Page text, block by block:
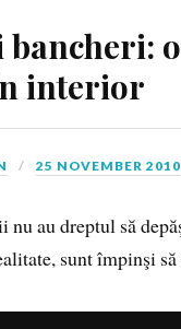
interior
25 NOVEMBER 2010
au dreptul să
sunt împinşi să